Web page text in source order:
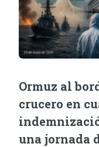
Ormuz al
crucero en
una jornada